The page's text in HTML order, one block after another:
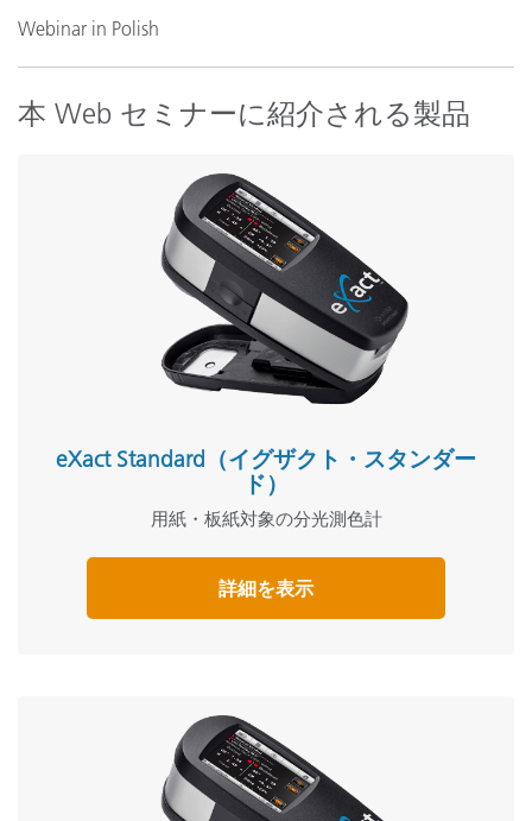
Webinar in Polish
本 Web セミナーに紹介される製品
eXact Standard（イグザクト・スタンダー
ド）
用紙・板紙対象の分光測色計
詳細を表示